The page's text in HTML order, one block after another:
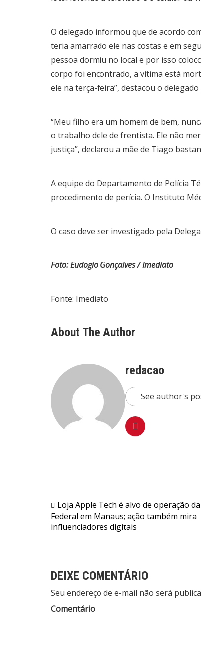
O delegado informou que de acordo
teria amarrado ele nas costas e em
pessoa dormiu no local e por isso
corpo foi encontrado, a vítima está
ele na terça-feira”, destacou o delegado
“Meu filho era um homem de bem,
o trabalho dele de frentista. Ele não
justiça”, declarou a mãe de Tiago
A equipe do Departamento de Polícia
procedimento de perícia. O Instituto
O caso deve ser investigado pela
Foto: Eudogio Gonçalves / Imediato
Fonte: Imediato
About The Author
redacao
See author's
Navegação
de
Loja Apple Tech é alvo de operação
Federal em Manaus; ação também mira
influenciadores digitais
DEIXE COMENTÁRIO
Seu endereço de e-mail não será
Comentário